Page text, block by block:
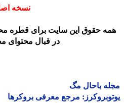
نسخه اصلی
حقوق این سایت برای قطره
در قبال محتوای
باحال مگ
مرجع معرفی بروکرها